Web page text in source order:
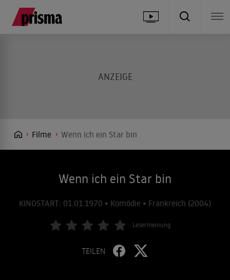
Filme Wenn ich ein Star bin
Wenn ich ein Star bin
KINOSTART: 01.01.1970 • Komödie • Frankreich (2004)
Lesermeinung
TEILEN